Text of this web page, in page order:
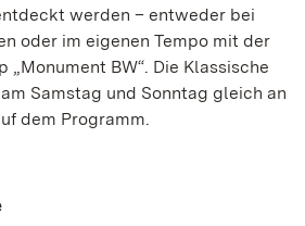
werden – entweder bei
oder im eigenen Tempo mit der
BW“. Die Klassische
Samstag und Sonntag gleich an
dem Programm.